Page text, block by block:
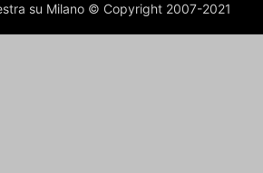
su Milano © Copyright 2007-2021